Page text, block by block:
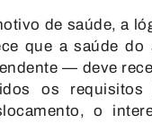
de saúde, a
que a saúde
— deve
os
o